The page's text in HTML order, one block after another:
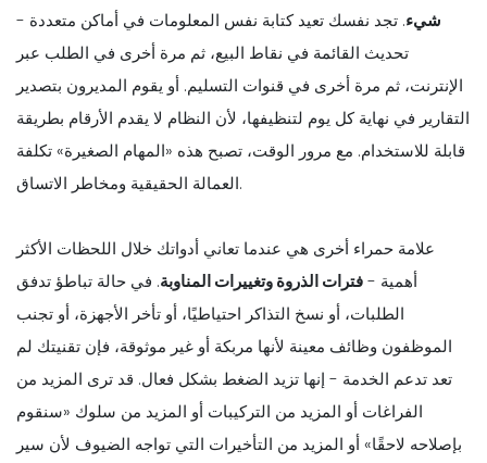
شيء. تجد نفسك تعيد كتابة نفس المعلومات في أماكن متعددة -
تحديث القائمة في نقاط البيع، ثم مرة أخرى في الطلب عبر
الإنترنت، ثم مرة أخرى في قنوات التسليم. أو يقوم المديرون بتصدير
التقارير في نهاية كل يوم لتنظيفها، لأن النظام لا يقدم الأرقام بطريقة
قابلة للاستخدام. مع مرور الوقت، تصبح هذه «المهام الصغيرة» تكلفة
العمالة الحقيقية ومخاطر الاتساق.
علامة حمراء أخرى هي عندما تعاني أدواتك خلال اللحظات الأكثر
أهمية -فترات الذروة وتغييرات المناوبة. في حالة تباطؤ تدفق
الطلبات، أو نسخ التذاكر احتياطيًا، أو تأخر الأجهزة، أو تجنب
الموظفون وظائف معينة لأنها مربكة أو غير موثوقة، فإن تقنيتك لم
تعد تدعم الخدمة - إنها تزيد الضغط بشكل فعال. قد ترى المزيد من
الفراغات أو المزيد من التركيبات أو المزيد من سلوك «سنقوم
بإصلاحه لاحقًا» أو المزيد من التأخيرات التي تواجه الضيوف لأن سير